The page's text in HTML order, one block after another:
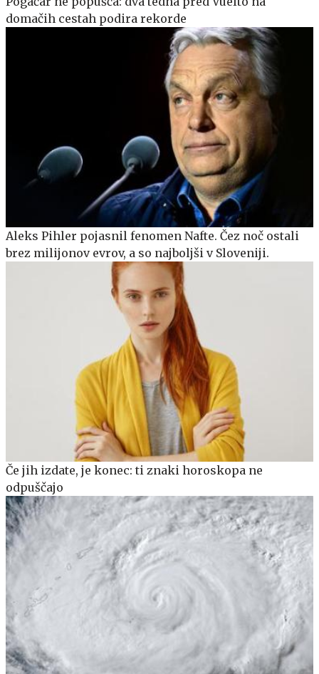
domačih cestah podira rekorde
Aleks Pihler pojasnil fenomen Nafte. Čez noč ostali
brez milijonov evrov, a so najboljši v Sloveniji.
Če jih izdate, je konec: ti znaki horoskopa ne
odpuščajo